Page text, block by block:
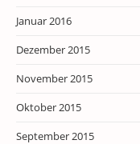
Januar 2016
Dezember 2015
November 2015
Oktober 2015
September 2015